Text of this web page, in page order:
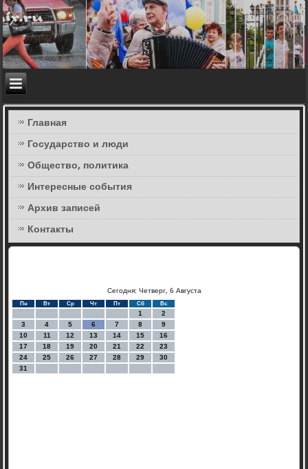
Главная
Государство и люди
Общество, политика
Интересные события
Архив записей
Контакты
Сегодня: Четверг, 6 Августа
Пн Вт Ср Чт Пт Сб Вс
1
2
3
4 5 6 7 8
9
10
11 12 13 14 15
16
17
18 19 20 21 22
23
24
25 26 27 28 29
30
31